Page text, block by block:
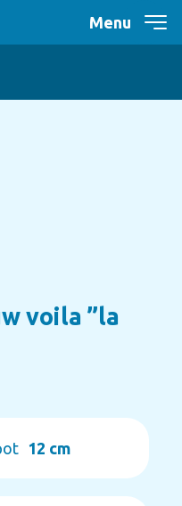
Menu
voila ”la
12 cm